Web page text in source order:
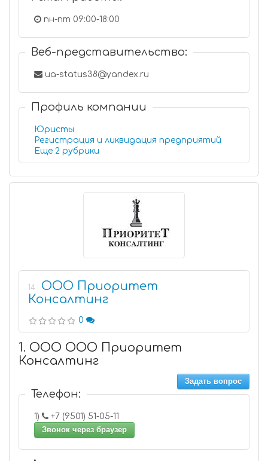
пн-пт 09:00-18:00
Веб-представительство:
ua-status38@yandex.ru
Профиль компании
Юристы
Регистрация и ликвидация предприятий
Еще 2 рубрики
14
ООО Приоритет
Консалтинг
0
1. ООО ООО Приоритет
Консалтинг
Задать вопрос
Телефон:
1)
+7 (9501) 51-05-11
Звонок через браузер